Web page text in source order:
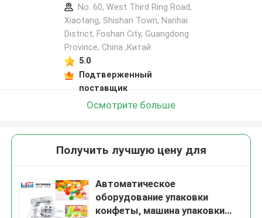
No. 60, West Third Ring Road,
Xiaotang, Shishan Town, Nanhai
District, Foshan City, Guangdong
Province, China ,Китай
5.0
Подтверженный
поставщик
Осмотрите больше
Получить лучшую цену для
Автоматическое
оборудование упаковки
конфеты, машина упаковки